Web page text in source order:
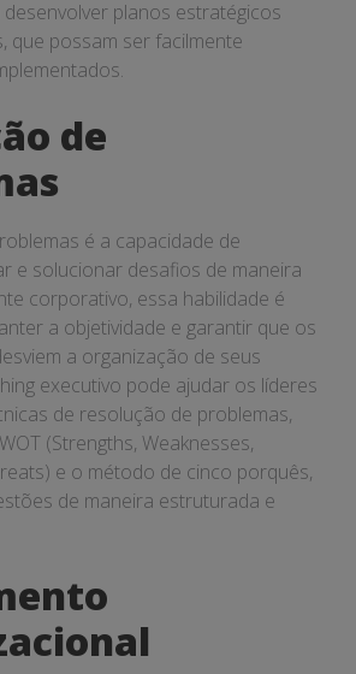
planos estratégicos
que possam ser facilmente
de
é a capacidade de
e solucionar desafios de maneira
corporativo, essa habilidade é
a objetividade e garantir que os
a organização de seus
executivo pode ajudar os líderes
de resolução de problemas,
(Strengths, Weaknesses,
e o método de cinco porquês,
de maneira estruturada e